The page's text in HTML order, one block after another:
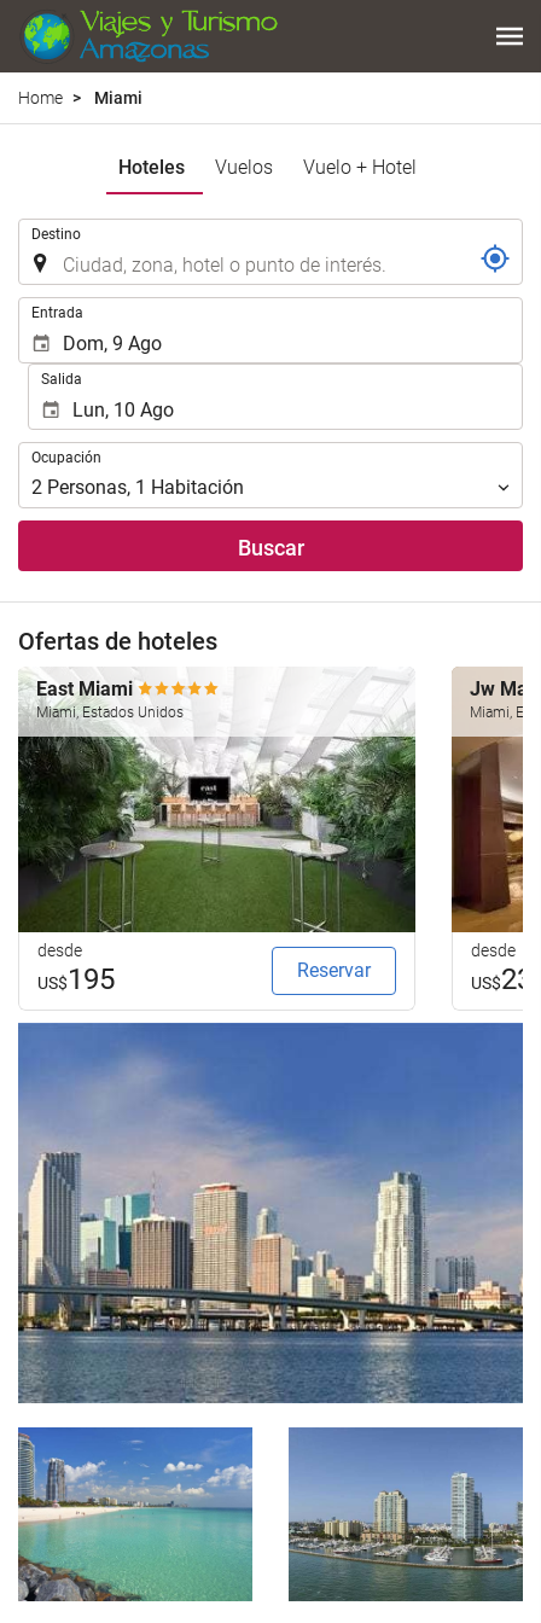
Home Miami
Hoteles Vuelos Vuelo + Hotel
Destino
Entrada
Salida
Ocupación
Ocupación
2 Personas, 1 Habitación
Buscar
Ofertas de hoteles
East Miami
Miami, Estados Unidos
desde
US$195 Reservar
Jw
Miami,
desde
US$